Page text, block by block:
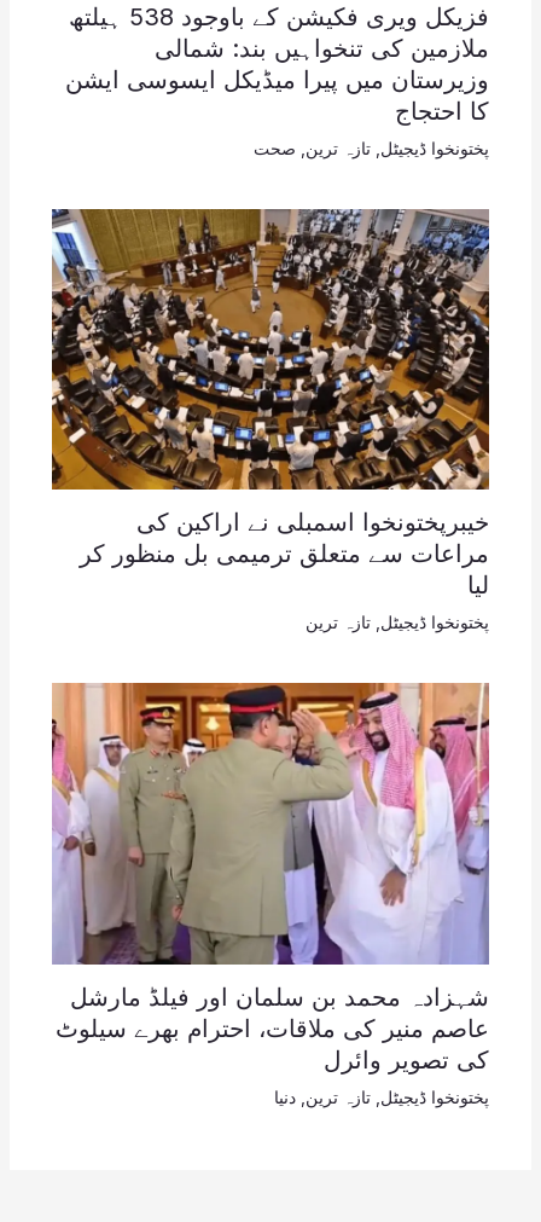
فزیکل ویری فکیشن کے باوجود 538 ہیلتھ
ملازمین کی تنخواہیں بند: شمالی
وزیرستان میں پیرا میڈیکل ایسوسی ایشن
کا احتجاج
پختونخوا ڈیجیٹل تازہ ترین صحت
خیبرپختونخوا اسمبلی نے اراکین کی
مراعات سے متعلق ترمیمی بل منظور کر
لیا
پختونخوا ڈیجیٹل تازہ ترین
شہزادہ محمد بن سلمان اور فیلڈ مارشل
عاصم منیر کی ملاقات، احترام بھرے سیلوٹ
کی تصویر وائرل
پختونخوا ڈیجیٹل تازہ ترین دنیا